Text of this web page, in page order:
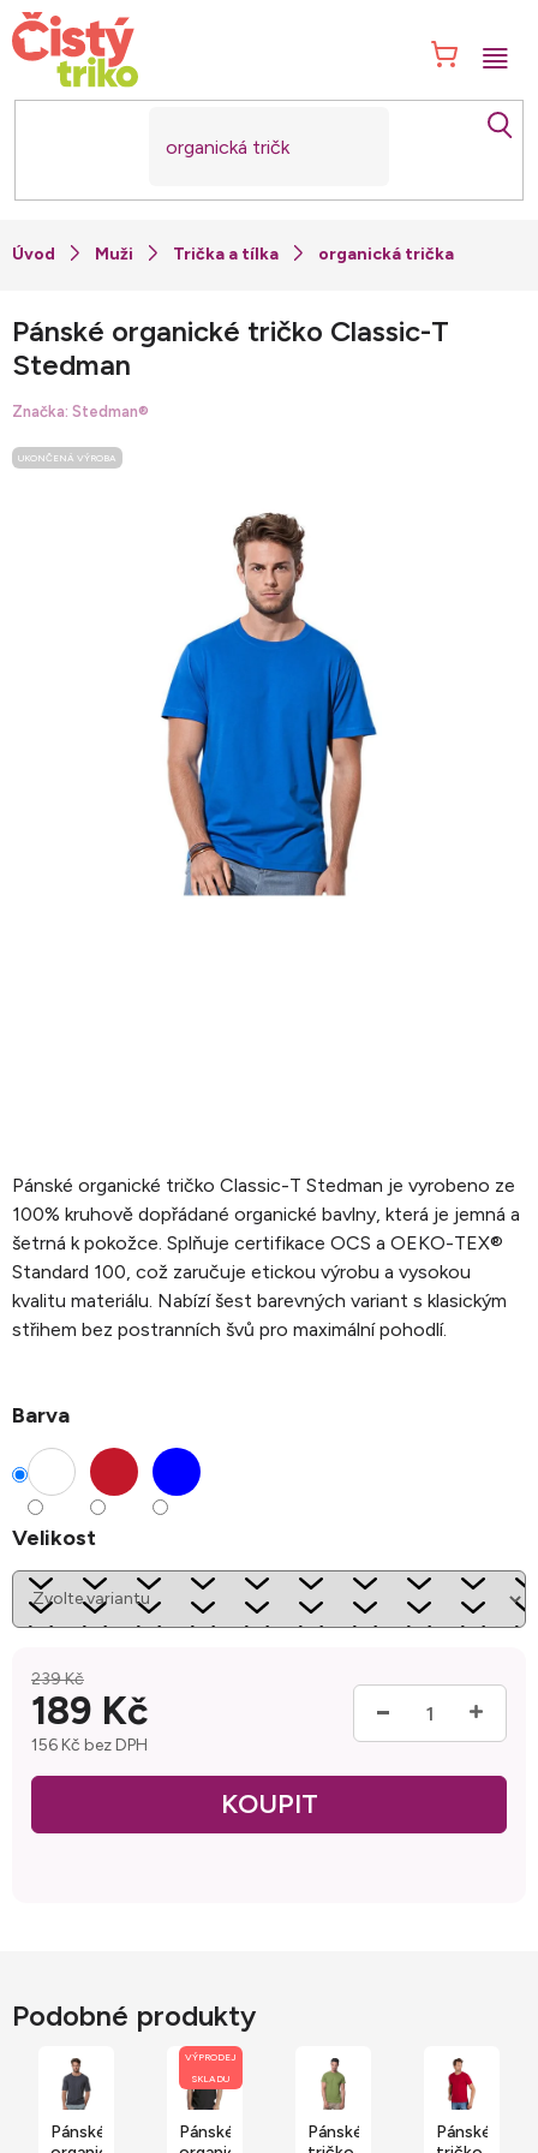
Přejít
na
obsah
Muži Trička a tílka organická trička
Pánské organické tričko Classic-T Stedman je vyrobeno ze
100% kruhově dopřádané organické bavlny, která je jemná a
šetrná k pokožce. Splňuje certifikace OCS a OEKO-TEX®
Standard 100, což zaručuje etickou výrobu a vysokou
kvalitu materiálu. Nabízí šest barevných variant s klasickým
střihem bez postranních švů pro maximální pohodlí.
Barva
Velikost
239 Kč
189 Kč
156 Kč bez DPH
Pánské organické tričko Classic-T
Stedman
Značka: Stedman®
UKONČENÁ VÝROBA
Podobné produkty
Pánské
VÝPRODEJ
SKLADU
Pánské
Pánské
Pánské